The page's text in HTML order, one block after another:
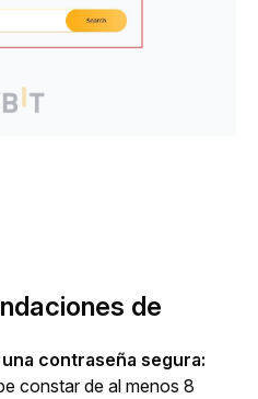
de
contraseña segura:
constar de al menos 8